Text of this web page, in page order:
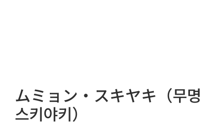
ムミョン・スキヤキ（무명
스키야키）